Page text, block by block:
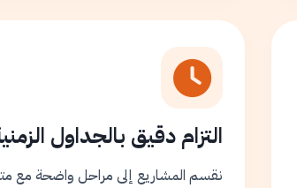
التزام دقيق بالجداول
نقسم المشاريع إلى مراحل واضحة مع